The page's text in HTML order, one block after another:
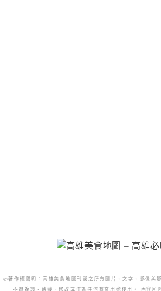
@著作權聲明：高雄美食地圖刊載之所有圖片、文字、影像與
不得複製、轉載、修改或作為任何商業用途使用。 內容所